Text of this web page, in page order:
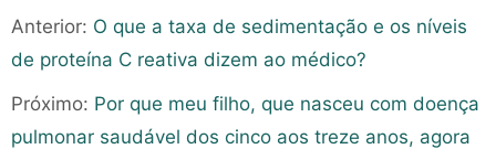
Anterior: O que a taxa de sedimentação e os níveis
de proteína C reativa dizem ao médico?
Próximo: Por que meu filho, que nasceu com doença
pulmonar saudável dos cinco aos treze anos, agora